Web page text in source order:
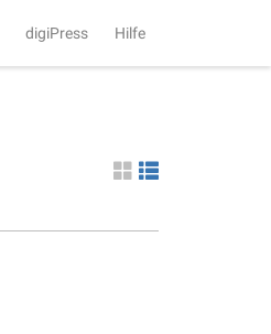
digiPress Hilfe